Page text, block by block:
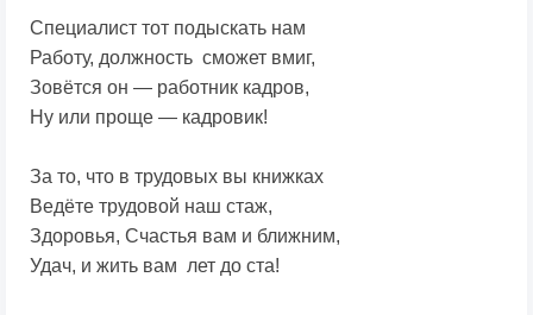
Специалист тот подыскать нам
Работу, должность сможет вмиг,
Зовётся он — работник кадров,
Ну или проще — кадровик!
За то, что в трудовых вы книжках
Ведёте трудовой наш стаж,
Здоровья, Счастья вам и ближним,
Удач, и жить вам лет до ста!